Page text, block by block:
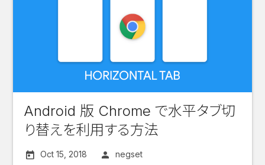
Android 版 Chrome で水平タブ切
り替えを利用する方法
Oct 15, 2018 negset